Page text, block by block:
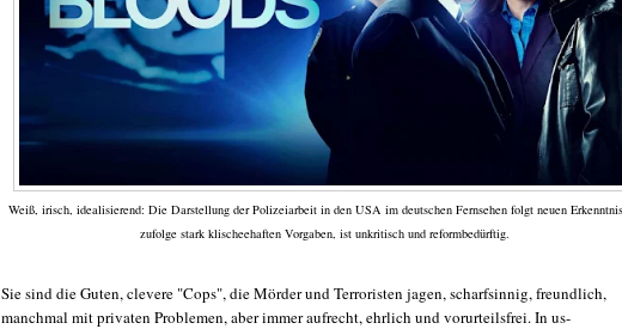
Weiß, irisch, idealisierend: Die Darstellung der Polizeiarbeit in den USA im deutschen Fernsehen folgt neuen
zufolge stark klischeehaften Vorgaben, ist unkritisch und reformbedürftig.
Sie sind die Guten, clevere "Cops", die Mörder und Terroristen jagen, scharfsinnig, freundlich,
manchmal mit privaten Problemen, aber immer aufrecht, ehrlich und vorurteilsfrei. In us-